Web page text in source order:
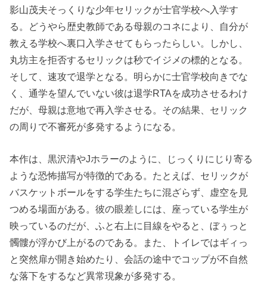
影山茂夫そっくりな少年セリックが士官学校へ入学す
る。どうやら歴史教師である母親のコネにより、自分が
教える学校へ裏口入学させてもらったらしい。しかし、
丸坊主を拒否するセリックは秒でイジメの標的となる。
そして、速攻で退学となる。明らかに士官学校向きでな
く、通学を望んでいない彼は退学RTAを成功させるわけ
だが、母親は意地で再入学させる。その結果、セリック
の周りで不審死が多発するようになる。
本作は、黒沢清やJホラーのように、じっくりにじり寄る
ような恐怖描写が特徴的である。たとえば、セリックが
バスケットボールをする学生たちに混ざらず、虚空を見
つめる場面がある。彼の眼差しには、座っている学生が
映っているのだが、ふと右上に目線をやると、ぼぅっと
髑髏が浮かび上がるのである。また、トイレではギィっ
と突然扉が開き始めたり、会話の途中でコップが不自然
な落下をするなど異常現象が多発する。